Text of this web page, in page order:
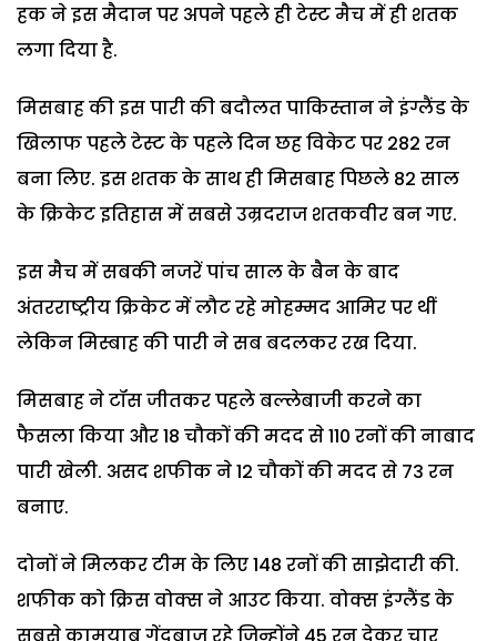
हक ने इस मैदान पर अपने पहले ही टेस्ट मैच में ही शतक
लगा दिया है.
मिसबाह की इस पारी की बदौलत पाकिस्तान ने इंग्लैंड के
खिलाफ पहले टेस्ट के पहले दिन छह विकेट पर 282 रन
बना लिए. इस शतक के साथ ही मिसबाह पिछले 82 साल
के क्रिकेट इतिहास में सबसे उम्रदराज शतकवीर बन गए.
इस मैच में सबकी नजरें पांच साल के बैन के बाद
अंतरराष्ट्रीय क्रिकेट में लौट रहे मोहम्मद आमिर पर थीं
लेकिन मिस्बाह की पारी ने सब बदलकर रख दिया.
मिसबाह ने टॉस जीतकर पहले बल्लेबाजी करने का
फैसला किया और 18 चौकों की मदद से 110 रनों की नाबाद
पारी खेली. असद शफीक ने 12 चौकों की मदद से 73 रन
बनाए.
दोनों ने मिलकर टीम के लिए 148 रनों की साझेदारी की.
शफीक को क्रिस वोक्स ने आउट किया. वोक्स इंग्लैंड के
सबसे कामयाब गेंदबाज रहे जिन्होंने 45 रन देकर चार